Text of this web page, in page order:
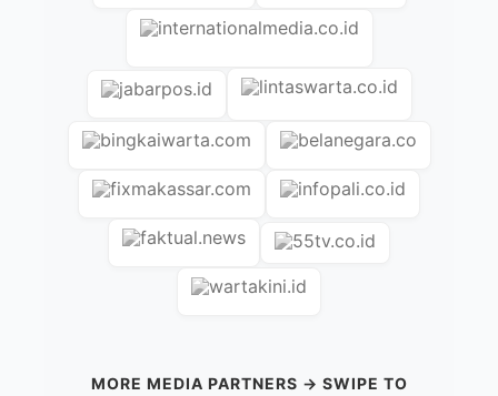
MORE MEDIA PARTNERS → SWIPE TO